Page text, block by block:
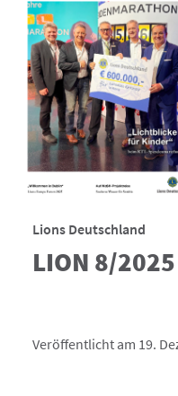
Lions Deutschland
LION 8/2025
Veröffentlicht am 19.